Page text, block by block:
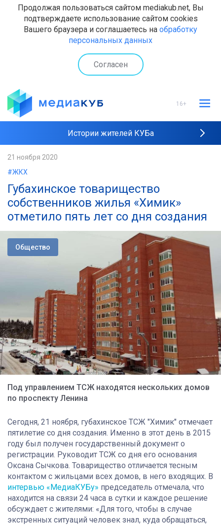
Продолжая пользоваться сайтом mediakub.net, Вы
подтверждаете использование сайтом cookies
Вашего браузера и соглашаетесь на обработку
персональных данных
Согласен
16+
Истории жителей КУБа
21 ноября 2020
#ЖКХ
Губахинское товарищество
собственников жилья «Химик»
отметило пять лет со дня создания
Общество
Под управлением ТСЖ находятся нескольких домов
по проспекту Ленина
Сегодня, 21 ноября, губахинское ТСЖ "Химик" отмечает
пятилетие со дня создания. Именно в этот день в 2015
году был получен государственный документ о
регистрации. Руководит ТСЖ со дня его основания
Оксана Сычкова. Товарищество отличается тесным
контактом с жильцами всех домов, в него входящих. В
интервью «МедиаКУБу» председатель отмечала, что
находится на связи 24 часа в сутки и каждое решение
обсуждает с жителями: «Для того, чтобы в случае
экстренных ситуаций человек знал, куда обращаться,